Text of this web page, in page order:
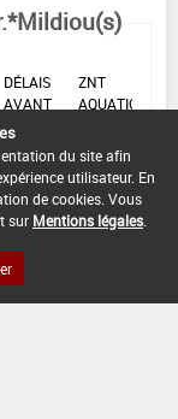
DÉLAIS
AVANT
RÉCOLTE
ZNT
AQUATIQUE
28
Jour
(s)
20 m
(-)
:
du site afin
utilisateur. En
de cookies. Vous
sur Mentions légales